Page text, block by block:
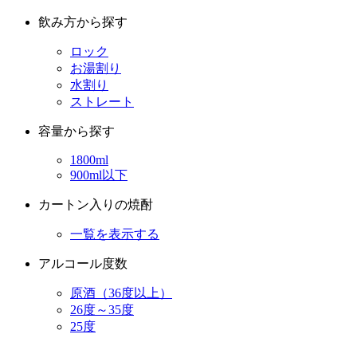
飲み方から探す
ロック
お湯割り
水割り
ストレート
容量から探す
1800ml
900ml以下
カートン入りの焼酎
一覧を表示する
アルコール度数
原酒（36度以上）
26度～35度
25度